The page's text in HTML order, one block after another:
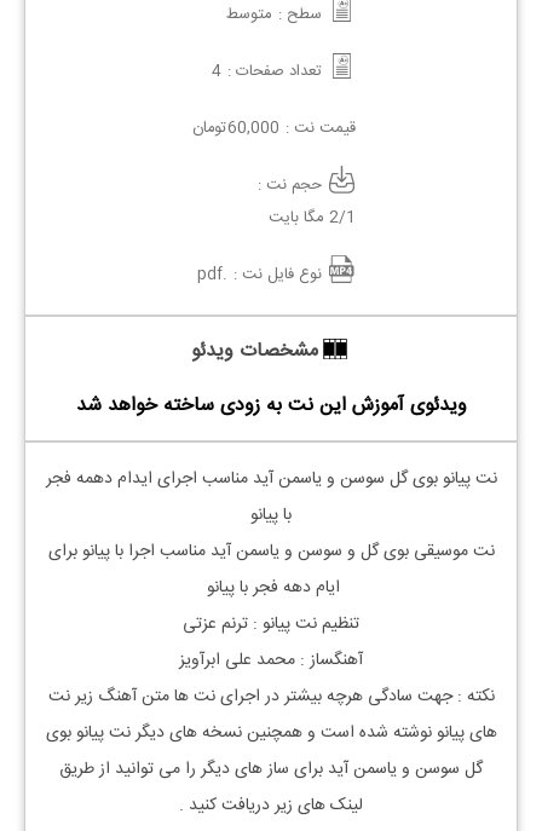
سطح : متوسط
تعداد صفحات : 4
قیمت نت : 60,000تومان
حجم نت :
2/1 مگا بایت
نوع فایل نت : .pdf
مشخصات ویدئو
ویدئوی آموزش این نت به زودی ساخته خواهد شد
نت پیانو بوی گل سوسن و یاسمن آید مناسب اجرای ایدام دهمه فجر
با پیانو
نت موسیقی بوی گل و سوسن و یاسمن آید مناسب اجرا با پیانو برای
ایام دهه فجر با پیانو
تنظیم نت پیانو : ترنم عزتی
آهنگساز : محمد علی ابرآویز
نکته : جهت سادگی هرچه بیشتر در اجرای نت ها متن آهنگ زیر نت
های پیانو نوشته شده است و همچنین نسخه های دیگر نت پیانو بوی
گل سوسن و یاسمن آید برای ساز های دیگر را می توانید از طریق
لینک های زیر دریافت کنید .